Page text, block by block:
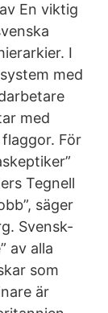
En viktig
I
med
med
För
Tegnell
säger
Svensk-
av alla
som
är